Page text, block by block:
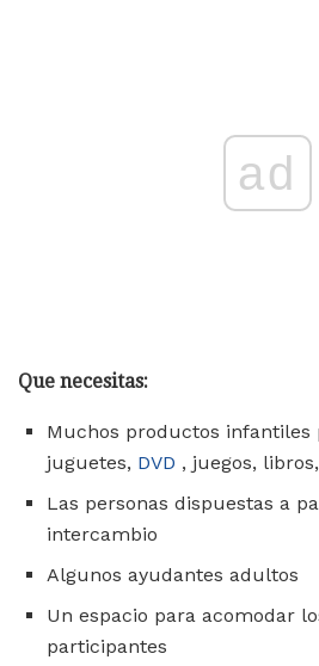
ad
Que necesitas:
Muchos productos infantiles
juguetes, DVD , juegos,
Las personas dispuestas a
intercambio
Algunos ayudantes adultos
Un espacio para acomodar
participantes